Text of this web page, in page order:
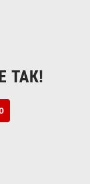
ТАК!